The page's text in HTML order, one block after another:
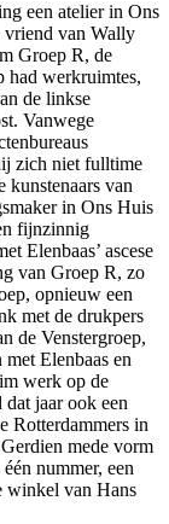
een atelier in Ons
vriend van Wally
Groep R, de
had werkruimtes,
de linkse
Vanwege
zich niet fulltime
kunstenaars van
in Ons Huis
fijnzinnig
Elenbaas’ ascese
van Groep R, zo
opnieuw een
met de drukpers
de Venstergroep,
Elenbaas en
werk op de
jaar ook een
Rotterdammers in
mede vorm
nummer, een
winkel van Hans